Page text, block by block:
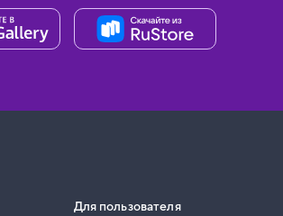
Для пользователя